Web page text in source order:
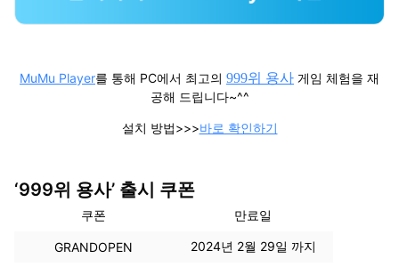
MuMu Player를 통해 PC에서 최고의 999위 용사 게임 체험을 재
공해 드립니다~^^
설치 방법>>>바로 확인하기
‘999위 용사’ 출시 쿠폰
쿠폰 만료일
GRANDOPEN 2024년 2월 29일 까지